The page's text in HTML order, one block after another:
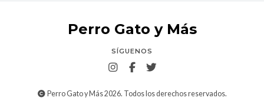
Perro Gato y Más
SÍGUENOS
Perro Gato y Más 2026. Todos los derechos reservados.